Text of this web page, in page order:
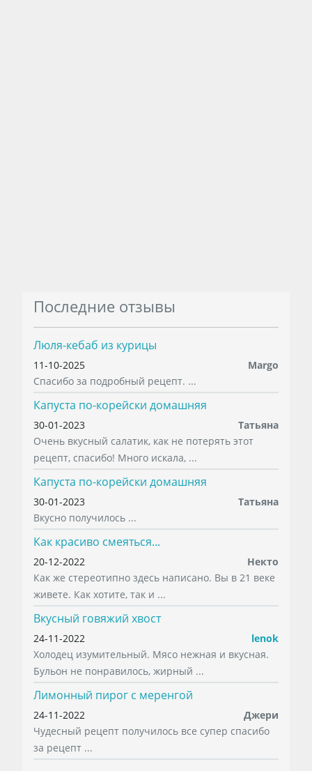
Последние отзывы
Люля-кебаб из курицы
11-10-2025
Margo
Спасибо за подробный рецепт. ...
Капуста по-корейски домашняя
30-01-2023
Татьяна
Очень вкусный салатик, как не потерять этот
рецепт, спасибо! Много искала, ...
Капуста по-корейски домашняя
30-01-2023
Татьяна
Вкусно получилось ...
Как красиво смеяться...
20-12-2022
Некто
Как же стереотипно здесь написано. Вы в 21 веке
живете. Как хотите, так и ...
Вкусный говяжий хвост
24-11-2022
lenok
Холодец изумительный. Мясо нежная и вкусная.
Бульон не понравилось, жирный ...
Лимонный пирог с меренгой
24-11-2022
Джери
Чудесный рецепт получилось все супер спасибо
за рецепт ...